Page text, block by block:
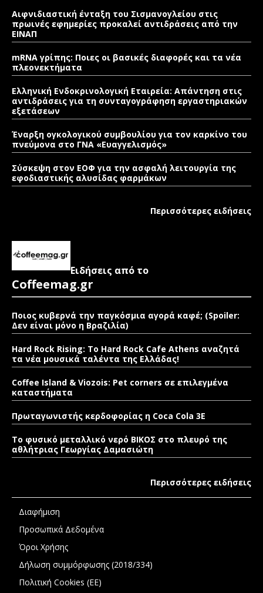
Αιφνιδιαστική ένταξη του Σισμανογλείου στις
πρωινές εφημερίες προκαλεί αντιδράσεις από την
ΕΙΝΑΠ
mRNA γρίπης: Ποιες οι βασικές διαφορές και τα νέα
πλεονεκτήματα
Ελληνική Ενδοκρινολογική Εταιρεία: Απάντηση στις
αντιδράσεις για τη συνταγογράφηση εργαστηριακών
εξετάσεων
Έναρξη ογκολογικού συμβουλίου για τον καρκίνο του
πνεύμονα στο ΓΝΑ «Ευαγγελισμός»
Σύσκεψη στον ΕΟΦ για την ασφαλή λειτουργία της
εφοδιαστικής αλυσίδας φαρμάκων
Περισσότερες ειδήσεις
Ειδήσεις από το
Coffeemag.gr
Ποιος κυβερνά την παγκόσμια αγορά καφέ; (Spoiler:
Δεν είναι μόνο η Βραζιλία)
Hard Rock Rising: Το Hard Rock Cafe Athens αναζητά
τα νέα μουσικά ταλέντα της Ελλάδας!
Coffee Island & Viozois: Pet corners σε επιλεγμένα
καταστήματα
Πρωταγωνιστής κερδοφορίας η Coca Cola 3E
Το φυσικό μεταλλικό νερό ΒΙΚΟΣ στο πλευρό της
αθλήτριας Γεωργίας Δαμασιώτη
Περισσότερες ειδήσεις
Διαφήμιση
Προσωπικά Δεδομένα
Όροι Χρήσης
Δήλωση συμμόρφωσης (2018/334)
Πολιτική Cookies (ΕΕ)